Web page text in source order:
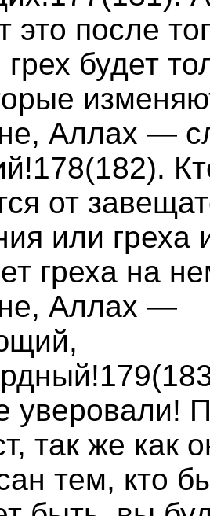
это после
будет
Аллах —
от
или греха
греха на
Аллах —
уверовали!
так же как
тем, кто